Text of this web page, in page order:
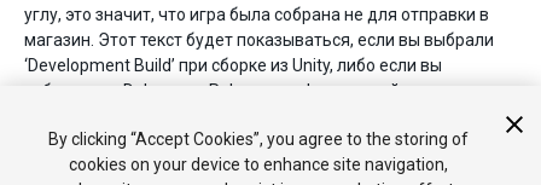
углу, это значит, что игра была собрана не для отправки в
магазин. Этот текст будет показываться, если вы выбрали
‘Development Build’ при сборке из Unity, либо если вы
собираете с Debug или Release конфигурацией.
• 2017–05–16 Page amended with noeditorial review
By clicking “Accept Cookies”, you agree to the storing of
cookies on your device to enhance site navigation,